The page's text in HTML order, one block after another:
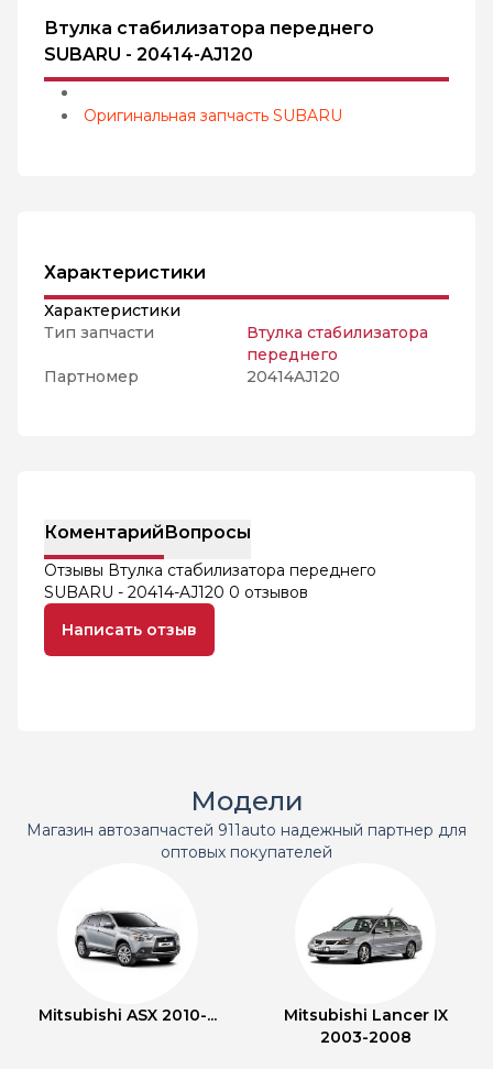
Втулка стабилизатора переднего
SUBARU - 20414-AJ120
Оригинальная запчасть SUBARU
Характеристики
Характеристики
Тип запчасти
Втулка стабилизатора
переднего
Партномер
20414AJ120
КоментарийВопросы
Отзывы Втулка стабилизатора переднего
SUBARU - 20414-AJ120 0 отзывов
Написать отзыв
Модели
Магазин автозапчастей 911auto надежный партнер для
оптовых покупателей
Mitsubishi ASX 2010-...
Mitsubishi Lancer IX
2003-2008